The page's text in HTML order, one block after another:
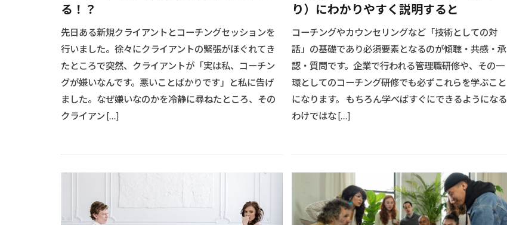
る！？
先日ある新規クライアントとコーチングセッションを
行いました。徐々にクライアントの緊張がほぐれてき
たところで突然、クライアントが「実は私、コーチン
グが嫌いなんです。悪いことばかりです」と私に告げ
ました。なぜ嫌いなのかを冷静に尋ねたところ、その
クライアン […]
り）にわかりやすく説明すると
コーチングやカウンセリングなど「技術としての対
話」の基礎であり必須要素となるのが傾聴・共感・承
認・質問です。企業で行われる管理職研修や、その一
環としてのコーチング研修でも必ずこれらを学ぶこと
になります。 もちろん学べばすぐにできるようになる
わけではな […]